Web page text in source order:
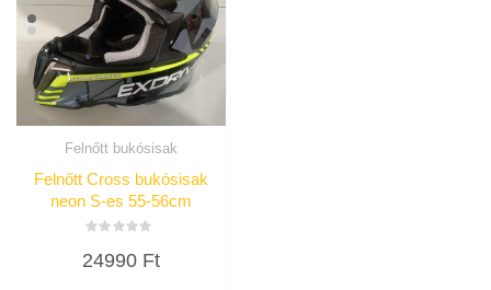
Felnőtt bukósisak
Felnőtt Cross bukósisak
neon S-es 55-56cm
0
24990 Ft